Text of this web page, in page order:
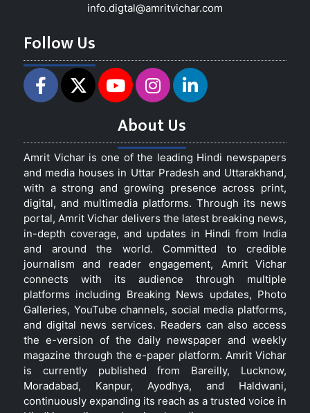
info.digtal@amritvichar.com
Follow Us
About Us
Amrit Vichar is one of the leading Hindi newspapers
and media houses in Uttar Pradesh and Uttarakhand,
with a strong and growing presence across print,
digital, and multimedia platforms. Through its news
portal, Amrit Vichar delivers the latest breaking news,
in-depth coverage, and updates in Hindi from India
and around the world. Committed to credible
journalism and reader engagement, Amrit Vichar
connects with its audience through multiple
platforms including Breaking News updates, Photo
Galleries, YouTube channels, social media platforms,
and digital news services. Readers can also access
the e-version of the daily newspaper and weekly
magazine through the e-paper platform. Amrit Vichar
is currently published from Bareilly, Lucknow,
Moradabad, Kanpur, Ayodhya, and Haldwani,
continuously expanding its reach as a trusted voice in